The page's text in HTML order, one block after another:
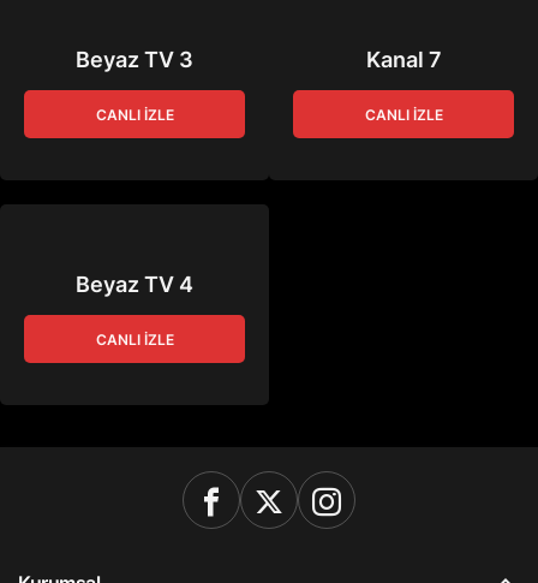
Beyaz TV 3
CANLI İZLE
Kanal 7
CANLI İZLE
Beyaz TV 4
CANLI İZLE